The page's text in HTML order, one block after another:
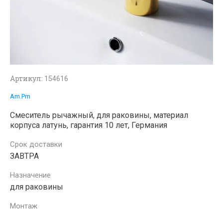
Артикул: 154616
Am.Pm
Смеситель рычажный, для раковины, материал
корпуса латунь, гарантия 10 лет, Германия
Срок доставки
ЗАВТРА
Назначение
для раковины
Монтаж